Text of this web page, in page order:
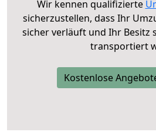
Wir kennen qualifizierte
sicherzustellen, dass Ihr
sicher verläuft und Ihr Besitz
transportiert
Kostenlose